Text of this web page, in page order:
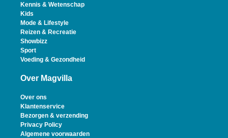
Kennis & Wetenschap
Kids
Mode & Lifestyle
Reizen & Recreatie
Showbizz
Sport
Voeding & Gezondheid
Over Magvilla
Over ons
Klantenservice
Bezorgen & verzending
Privacy Policy
Algemene voorwaarden